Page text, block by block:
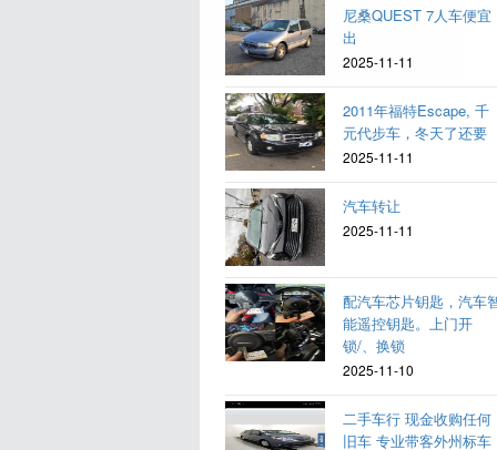
尼桑QUEST 7人车便宜
出
2025-11-11
2011年福特Escape, 千
元代步车，冬天了还要
2025-11-11
汽车转让
2025-11-11
配汽车芯片钥匙，汽车
能遥控钥匙。上门开
锁/、换锁
2025-11-10
二手车行 现金收购任何
旧车 专业带客外州标车